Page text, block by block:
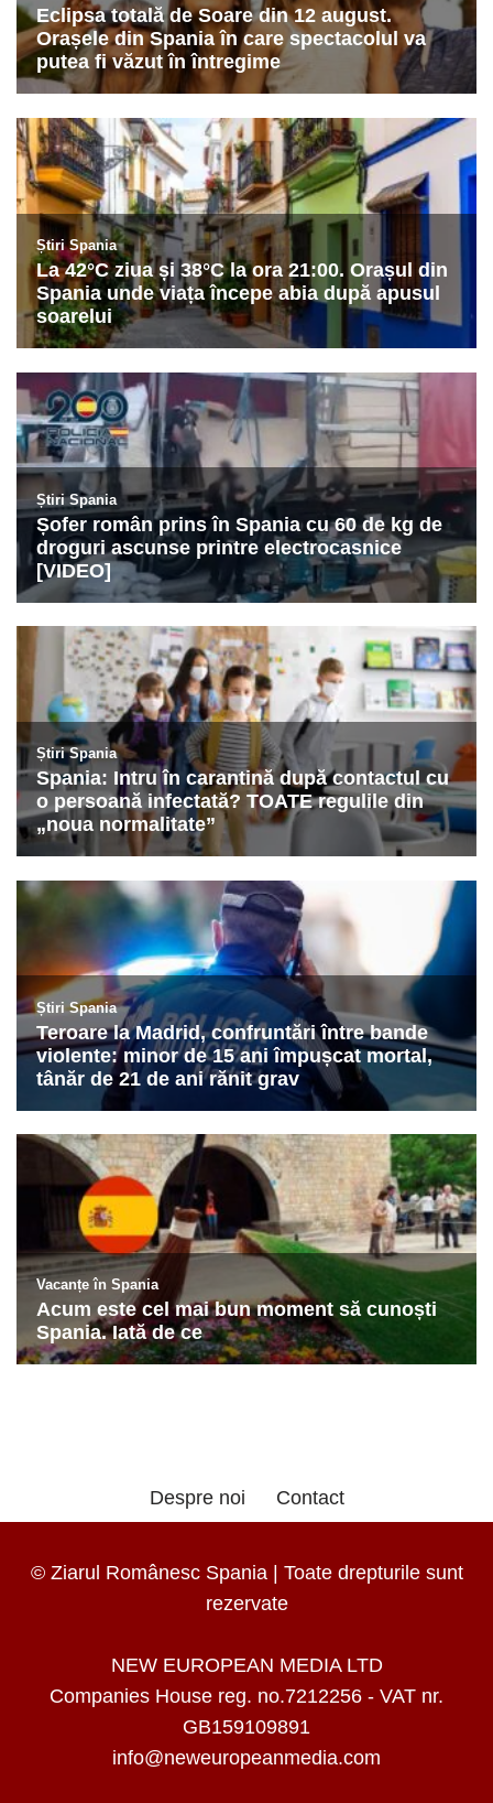
Despre noi Contact
© Ziarul Românesc Spania | Toate drepturile sunt
rezervate
NEW EUROPEAN MEDIA LTD
Companies House reg. no.7212256 - VAT nr.
GB159109891
info@neweuropeanmedia.com